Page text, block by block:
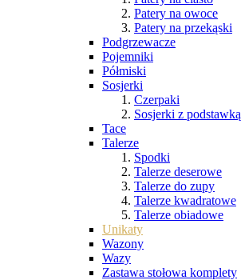
Patery na owoce
Patery na przekąski
Podgrzewacze
Pojemniki
Półmiski
Sosjerki
Czerpaki
Sosjerki z podstawką
Tace
Talerze
Spodki
Talerze deserowe
Talerze do zupy
Talerze kwadratowe
Talerze obiadowe
Unikaty
Wazony
Wazy
Zastawa stołowa komplety